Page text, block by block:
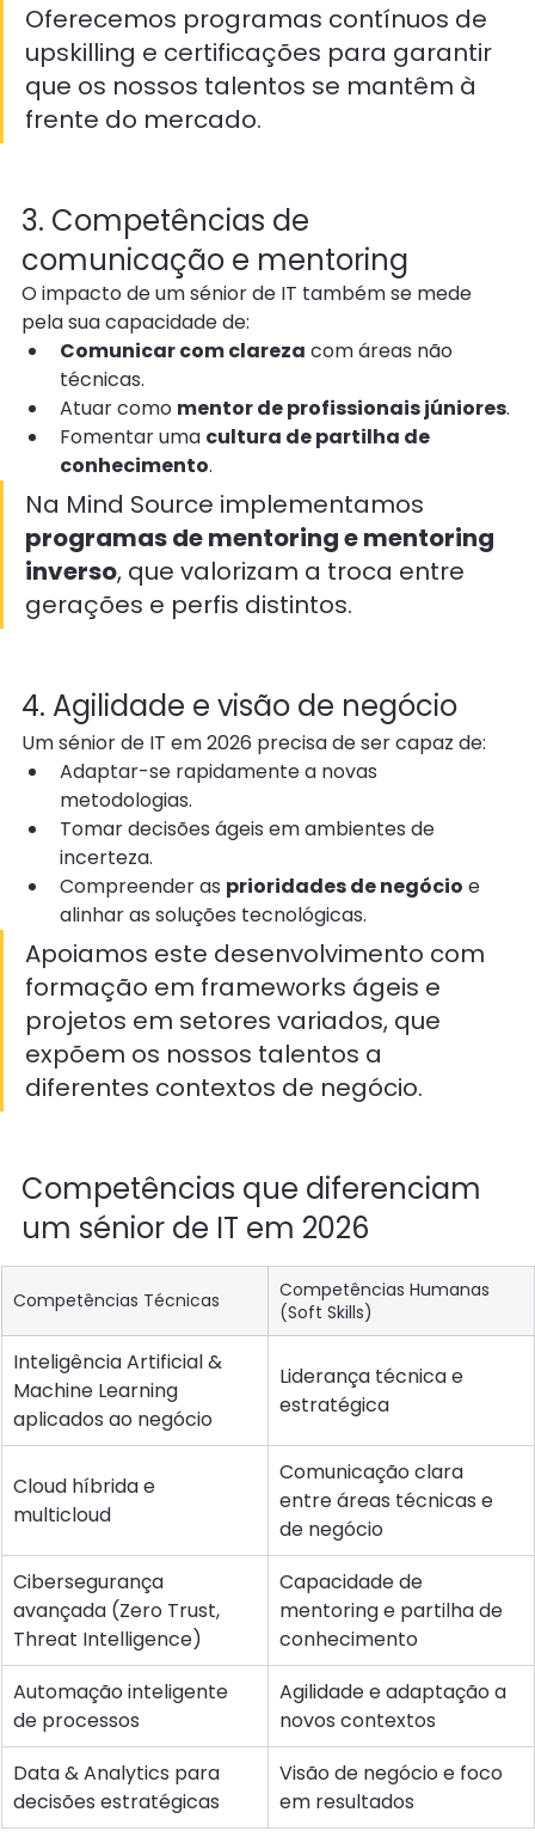
Oferecemos programas contínuos de
upskilling e certificações para garantir
que os nossos talentos se mantêm à
frente do mercado.
3. Competências de
comunicação e mentoring
O impacto de um sénior de IT também se mede
pela sua capacidade de:
Comunicar com clareza com áreas não
técnicas.
Atuar como mentor de profissionais júniores.
Fomentar uma cultura de partilha de
conhecimento.
Na Mind Source implementamos
programas de mentoring e mentoring
inverso, que valorizam a troca entre
gerações e perfis distintos.
4. Agilidade e visão de negócio
Um sénior de IT em 2026 precisa de ser capaz de:
Adaptar-se rapidamente a novas
metodologias.
Tomar decisões ágeis em ambientes de
incerteza.
Compreender as prioridades de negócio e
alinhar as soluções tecnológicas.
Apoiamos este desenvolvimento com
formação em frameworks ágeis e
projetos em setores variados, que
expõem os nossos talentos a
diferentes contextos de negócio.
Competências que diferenciam
um sénior de IT em 2026
Competências Técnicas
Competências Humanas
(Soft Skills)
Inteligência Artificial &
Machine Learning
aplicados ao negócio
Liderança técnica e
estratégica
Cloud híbrida e
multicloud
Comunicação clara
entre áreas técnicas e
de negócio
Cibersegurança
avançada (Zero Trust,
Threat Intelligence)
Capacidade de
mentoring e partilha de
conhecimento
Automação inteligente
de processos
Agilidade e adaptação a
novos contextos
Data & Analytics para
decisões estratégicas
Visão de negócio e foco
em resultados